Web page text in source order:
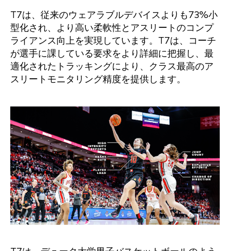
T7は、従来のウェアラブルデバイスよりも73%小
型化され、より高い柔軟性とアスリートのコンプ
ライアンス向上を実現しています。T7は、コーチ
が選手に課している要求をより詳細に把握し、最
適化されたトラッキングにより、クラス最高のア
スリートモニタリング精度を提供します。